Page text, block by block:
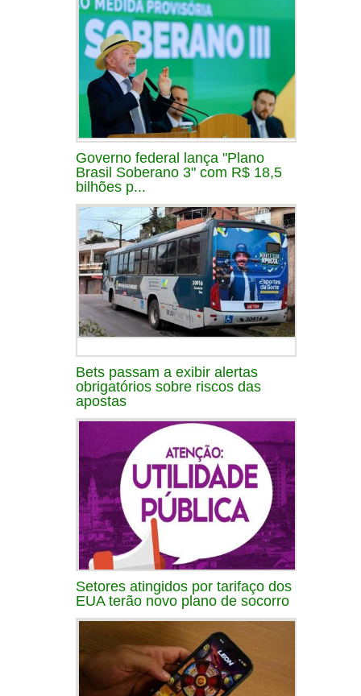
Governo federal lança "Plano
Brasil Soberano 3" com R$ 18,5
bilhões p...
Bets passam a exibir alertas
obrigatórios sobre riscos das
apostas
Setores atingidos por tarifaço dos
EUA terão novo plano de socorro